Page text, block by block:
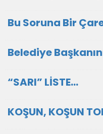
Bu Soruna Bir
Belediye
“SARI” LİSTE…
KOŞUN, KOŞUN